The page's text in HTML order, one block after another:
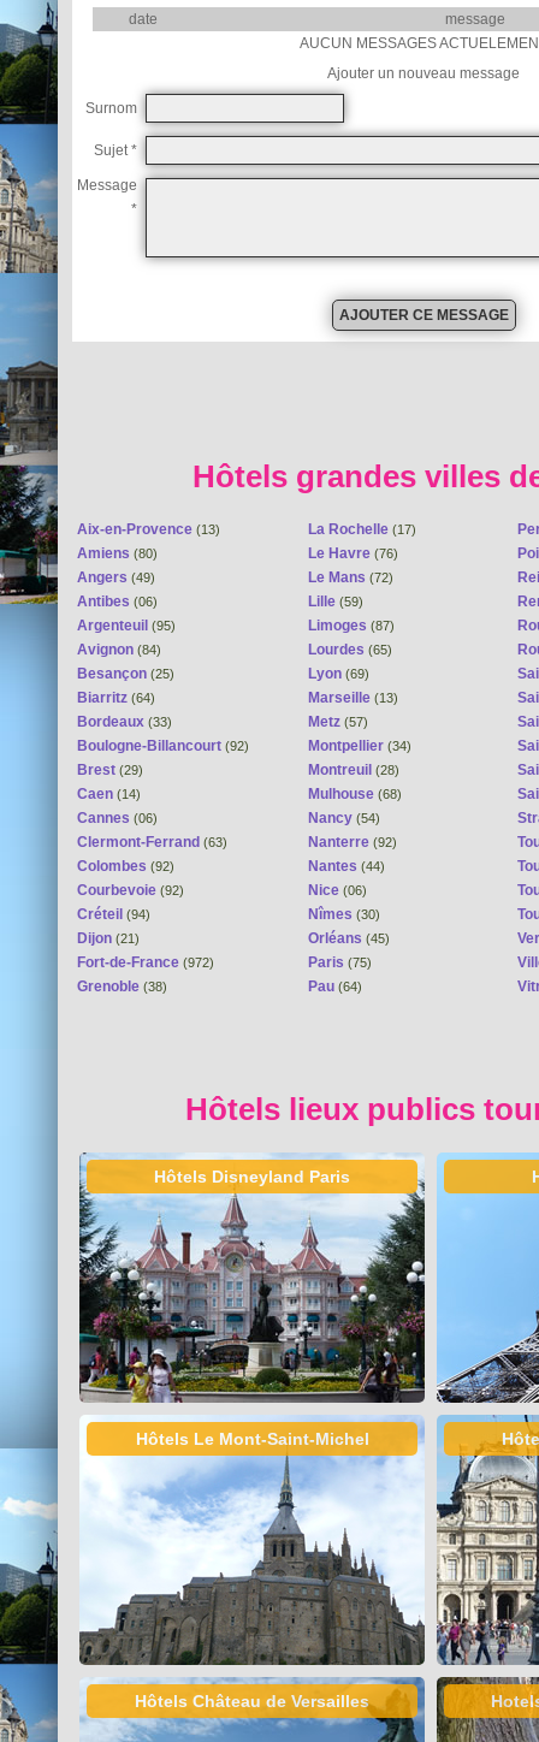
date
message
AUCUN MESSAGES
Ajouter un nouveau message
Surnom
Sujet *
Message
*
Hôtels grandes villes
Aix-en-Provence (13)
Amiens (80)
Angers (49)
Antibes (06)
Argenteuil (95)
Avignon (84)
Besançon (25)
Biarritz (64)
Bordeaux (33)
Boulogne-Billancourt (92)
Brest (29)
Caen (14)
Cannes (06)
Clermont-Ferrand (63)
Colombes (92)
Courbevoie (92)
Créteil (94)
Dijon (21)
Fort-de-France (972)
Grenoble (38)
La Rochelle (17)
Le Havre (76)
Le Mans (72)
Lille (59)
Limoges (87)
Lourdes (65)
Lyon (69)
Marseille (13)
Metz (57)
Montpellier (34)
Montreuil (28)
Mulhouse (68)
Nancy (54)
Nanterre (92)
Nantes (44)
Nice (06)
Nîmes (30)
Orléans (45)
Paris (75)
Pau (64)
Hôtels lieux publics
Hôtels Disneyland Paris
Hôtels Le Mont-Saint-Michel
Hôtels Château de Versailles